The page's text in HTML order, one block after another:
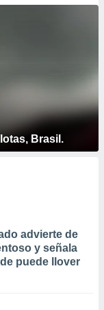
Brasil.
advierte de
y señala
puede llover